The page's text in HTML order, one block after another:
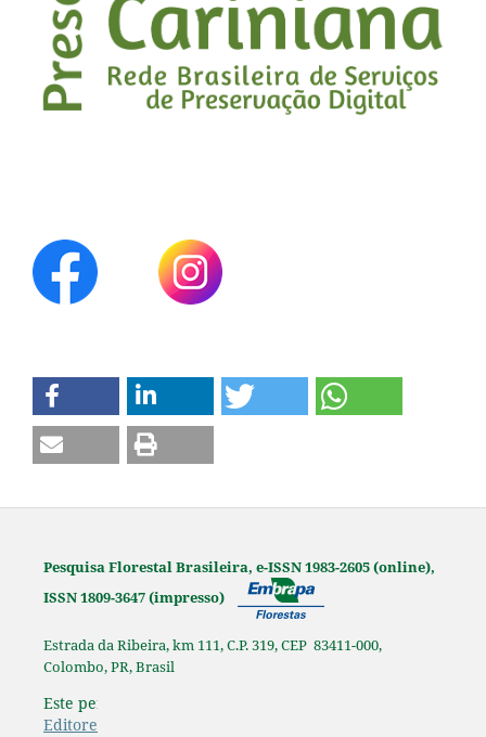
Pesquisa Florestal Brasileira, e-ISSN 1983-2605 (online),
ISSN 1809-3647 (impresso)
Estrada da Ribeira, km 111, C.P. 319, CEP 83411-000,
Colombo, PR, Brasil
Este periódico é afiliado à
Editores Científicos